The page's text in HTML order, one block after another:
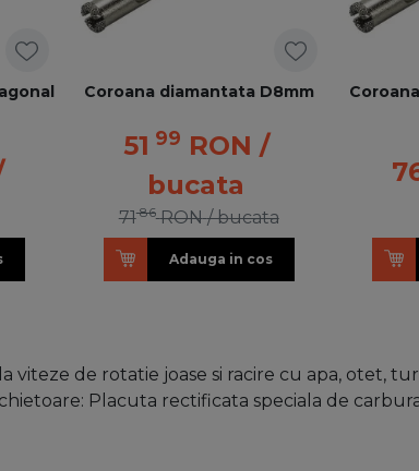
Coroana diamantata D8mm
51 99 RON /
bucata
7186 RON / bucata
Adauga in cos
de rotatie joase si racire cu apa, otet,
Placuta rectificata speciala de